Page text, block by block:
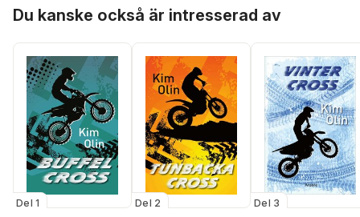
Du kanske också är intresserad av
Del 1 Del 2 Del 3